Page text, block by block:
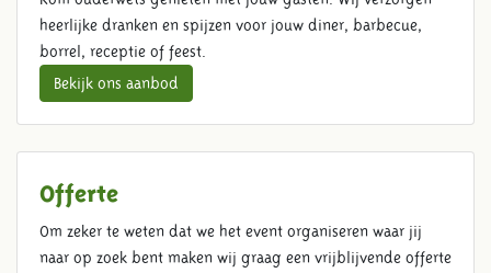
heerlijke dranken en spijzen voor jouw diner, barbecue,
borrel, receptie of feest.
Bekijk ons aanbod
Offerte
Om zeker te weten dat we het event organiseren waar jij
naar op zoek bent maken wij graag een vrijblijvende offerte